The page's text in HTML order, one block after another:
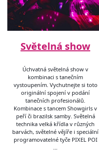
Světelná show
Úchvatná světelná show v
kombinaci s tanečním
vystoupením. Vychutnejte si toto
originální spojení v podání
tanečních profesionálů.
Kombinace s tancem Showgirls v
peří či brazilsk samby. Světelná
technika velká křídla v různých
barvách, světelné vějíře i speciální
programovatelné tyče PIXEL POI